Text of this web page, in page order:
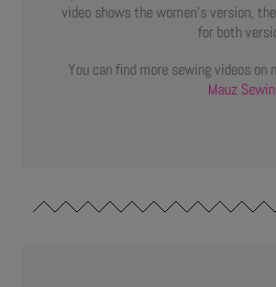
video shows the women’s version,
for both
You can find more sewing videos on
Mauz